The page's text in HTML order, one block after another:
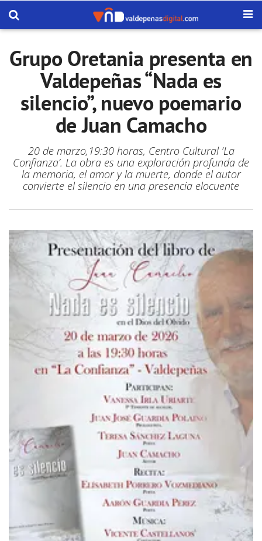
Grupo Oretania presenta en
Valdepeñas “Nada es
silencio”, nuevo poemario
de Juan Camacho
20 de marzo,19:30 horas, Centro Cultural ‘La
Confianza’. La obra es una exploración profunda de
la memoria, el amor y la muerte, donde el autor
convierte el silencio en una presencia elocuente